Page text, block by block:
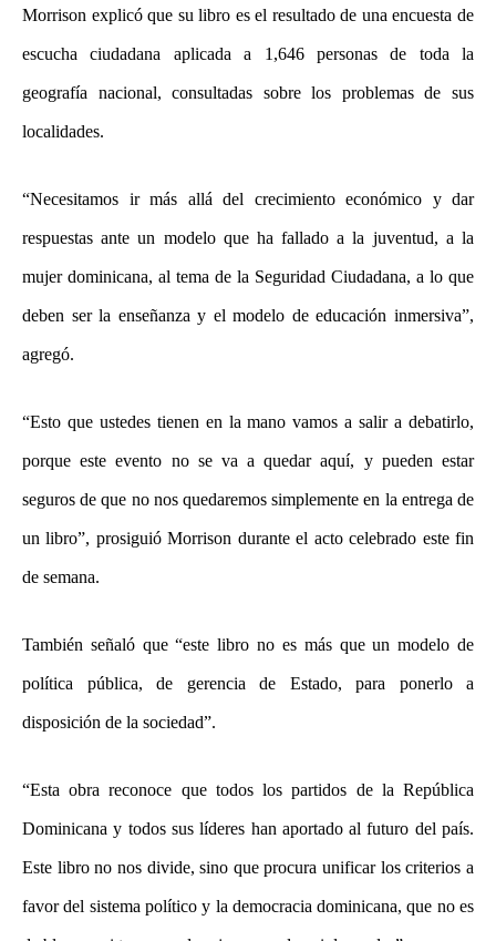
Morrison explicó que su libro es el resultado de una encuesta de
escucha ciudadana aplicada a 1,646 personas de toda la
geografía nacional, consultadas sobre los problemas de sus
localidades.
“Necesitamos ir más allá del crecimiento económico y dar
respuestas ante un modelo que ha fallado a la juventud, a la
mujer dominicana, al tema de la Seguridad Ciudadana, a lo que
deben ser la enseñanza y el modelo de educación inmersiva”,
agregó.
“Esto que ustedes tienen en la mano vamos a salir a debatirlo,
porque este evento no se va a quedar aquí, y pueden estar
seguros de que no nos quedaremos simplemente en la entrega de
un libro”, prosiguió Morrison durante el acto celebrado este fin
de semana.
También señaló que “este libro no es más que un modelo de
política pública, de gerencia de Estado, para ponerlo a
disposición de la sociedad”.
“Esta obra reconoce que todos los partidos de la República
Dominicana y todos sus líderes han aportado al futuro del país.
Este libro no nos divide, sino que procura unificar los criterios a
favor del sistema político y la democracia dominicana, que no es